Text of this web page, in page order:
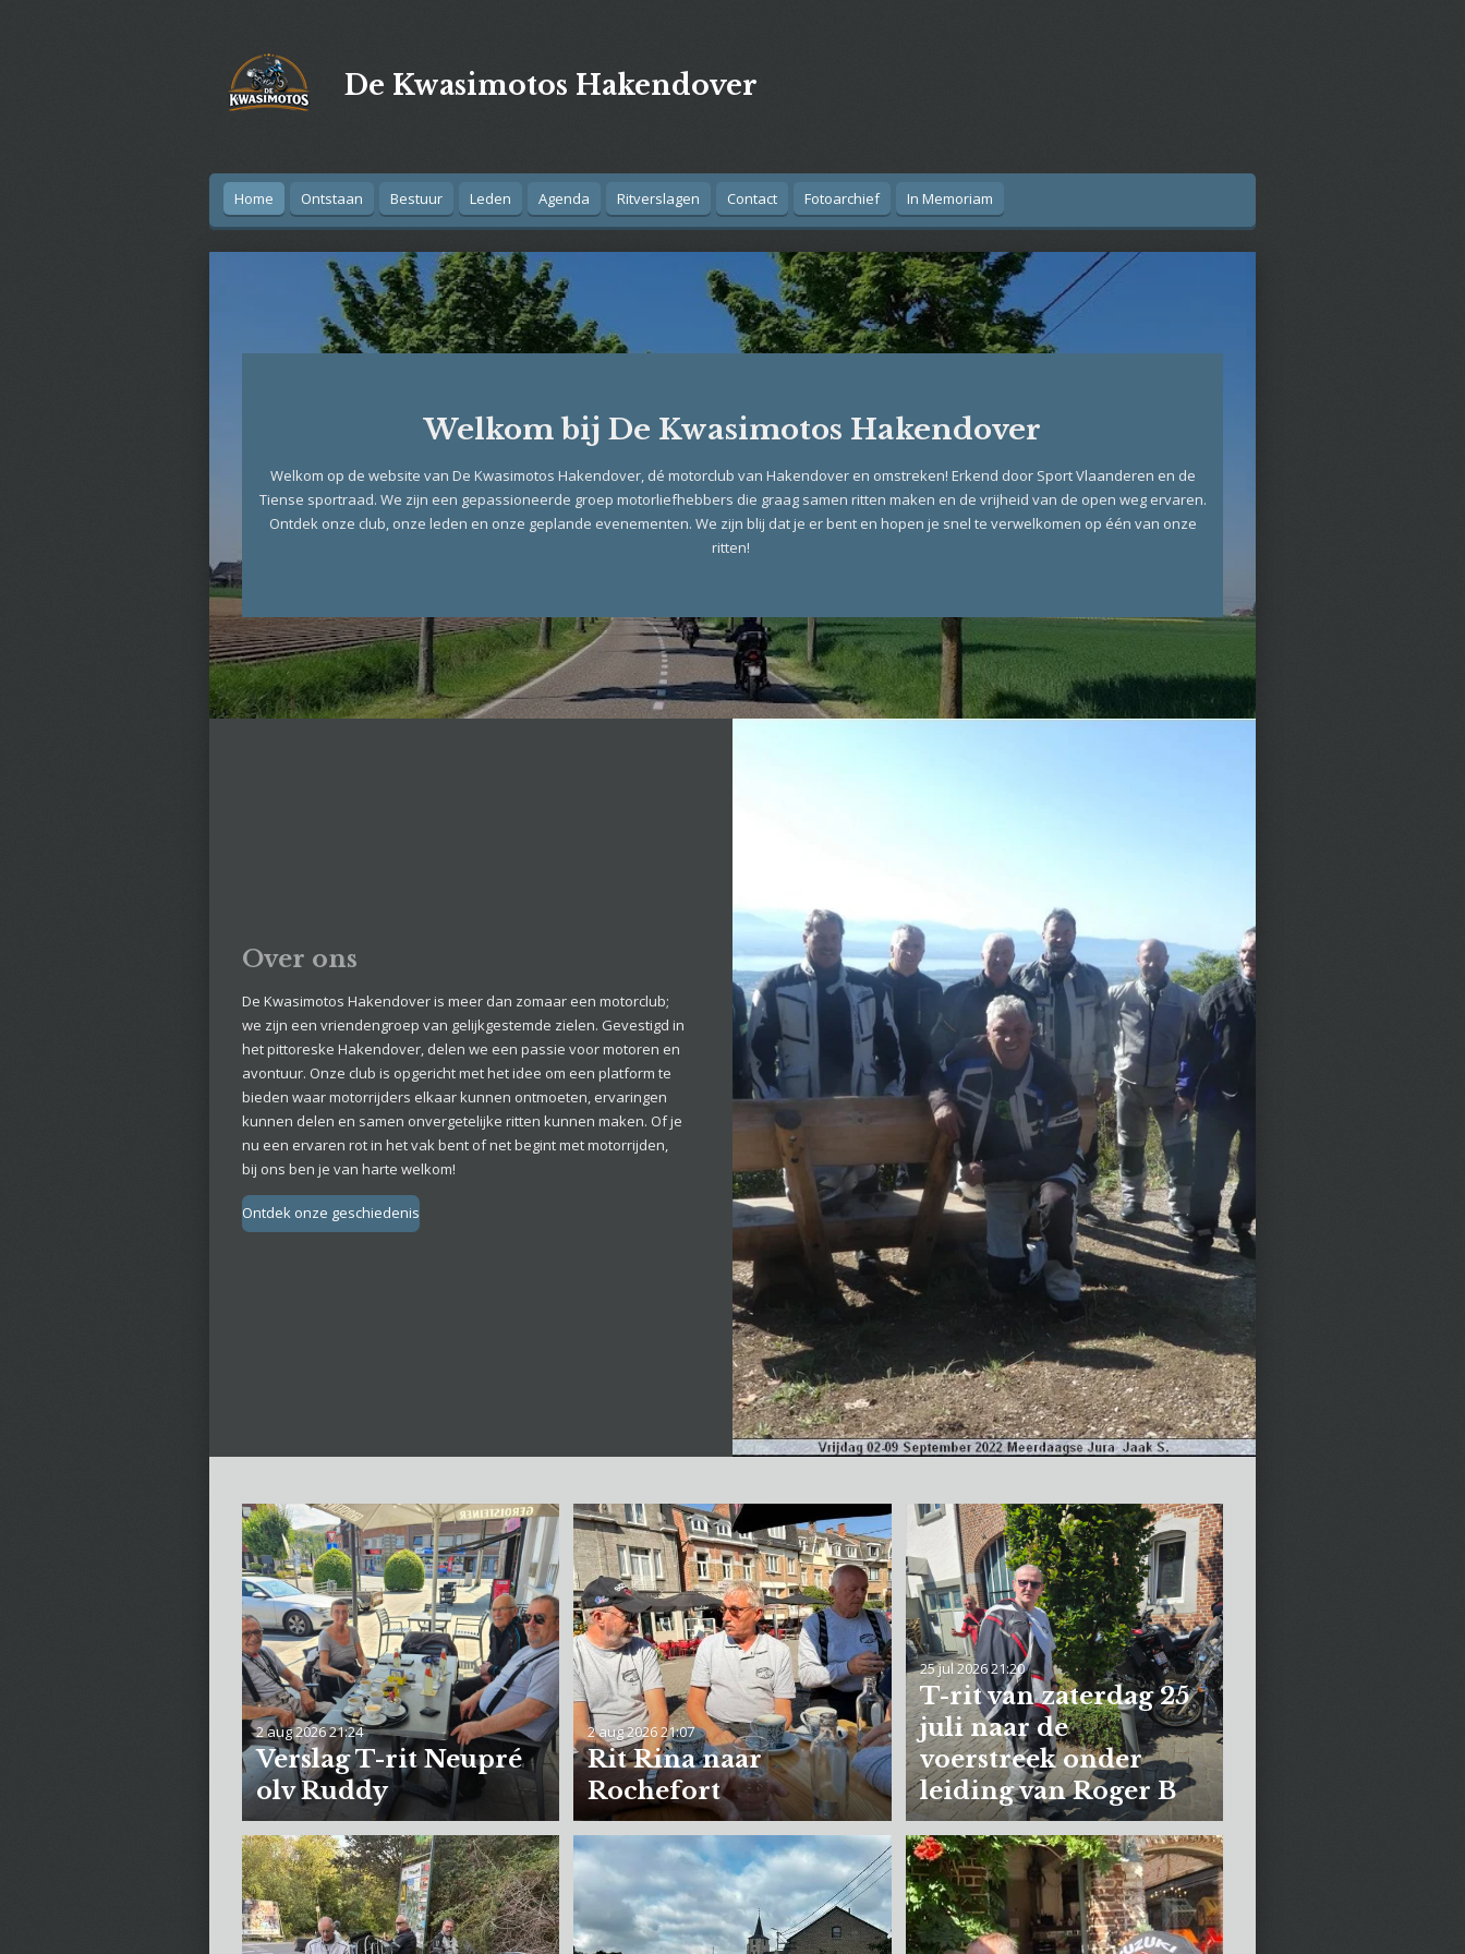
De Kwasimotos Hakendover
Home Ontstaan Bestuur Leden Agenda Ritverslagen Contact Fotoarchief In Memoriam
Welkom bij De Kwasimotos Hakendover
Welkom op de website van De Kwasimotos Hakendover, dé motorclub van Hakendover en omstreken! Erkend door Sport Vlaanderen en de
Tiense sportraad. We zijn een gepassioneerde groep motorliefhebbers die graag samen ritten maken en de vrijheid van de open weg ervaren.
Ontdek onze club, onze leden en onze geplande evenementen. We zijn blij dat je er bent en hopen je snel te verwelkomen op één van onze
ritten!
Over ons
De Kwasimotos Hakendover is meer dan zomaar een motorclub;
we zijn een vriendengroep van gelijkgestemde zielen. Gevestigd in
het pittoreske Hakendover, delen we een passie voor motoren en
avontuur. Onze club is opgericht met het idee om een platform te
bieden waar motorrijders elkaar kunnen ontmoeten, ervaringen
kunnen delen en samen onvergetelijke ritten kunnen maken. Of je
nu een ervaren rot in het vak bent of net begint met motorrijden,
bij ons ben je van harte welkom!
Ontdek onze geschiedenis
Verslag T-rit Neupré
olv Ruddy
2 aug 202621:24
Rit Rina naar
Rochefort
2 aug 202621:07
T-rit van zaterdag 25
juli naar de
voerstreek onder
leiding van Roger B
25 jul 202621:20